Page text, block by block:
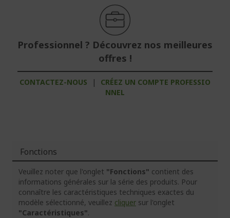
Professionnel ? Découvrez nos meilleures
offres !
CONTACTEZ-NOUS |
CRÉEZ UN COMPTE PROFESSIO
NNEL
Fonctions
Veuillez noter que l'onglet "Fonctions" contient des
informations générales sur la série des produits. Pour
connaître les caractéristiques techniques exactes du
modèle sélectionné, veuillez cliquer sur l'onglet
"Caractéristiques".